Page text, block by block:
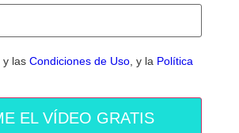
y las Condiciones de Uso, y la Política
EL VÍDEO GRATIS